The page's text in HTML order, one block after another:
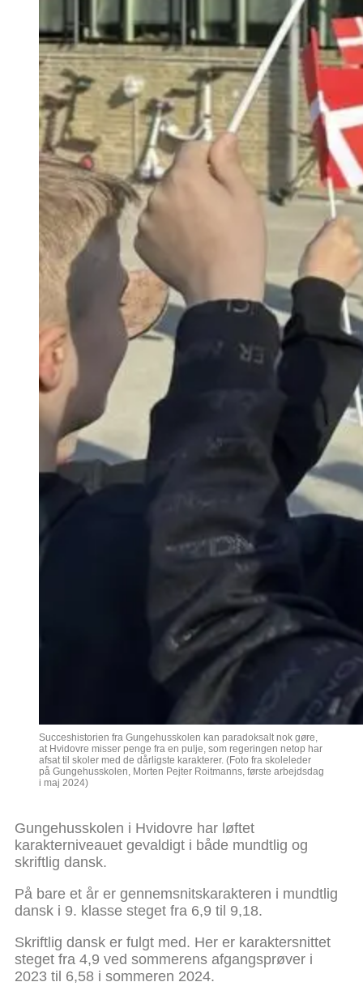
Succeshistorien fra Gungehusskolen kan paradoksalt nok gøre,
at Hvidovre misser penge fra en pulje, som regeringen netop har
afsat til skoler med de dårligste karakterer. (Foto fra skoleleder
på Gungehusskolen, Morten Pejter Roitmanns, første arbejdsdag
i maj 2024)
Gungehusskolen i Hvidovre har løftet
karakterniveauet gevaldigt i både mundtlig og
skriftlig dansk.
På bare et år er gennemsnitskarakteren i mundtlig
dansk i 9. klasse steget fra 6,9 til 9,18.
Skriftlig dansk er fulgt med. Her er karaktersnittet
steget fra 4,9 ved sommerens afgangsprøver i
2023 til 6,58 i sommeren 2024.